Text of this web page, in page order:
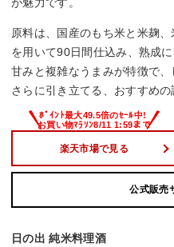
原料は、国産のもち米と米麹
を用いて90日間仕込み、熟成
甘みと複雑なうまみが特徴で
さらに引き立てる、おすすめの
楽天市場で見る
公式販売
日の出 純米料理酒